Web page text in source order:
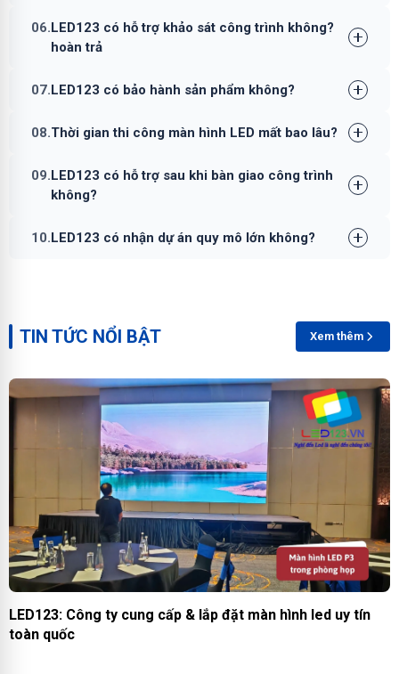
06.LED123 có hỗ trợ khảo sát công trình không?
hoàn trả
07.LED123 có bảo hành sản phẩm không?
08.Thời gian thi công màn hình LED mất bao lâu?
09.LED123 có hỗ trợ sau khi bàn giao công trình
không?
10.LED123 có nhận dự án quy mô lớn không?
TIN TỨC NỔI BẬT Xem thêm
LED123: Công ty cung cấp & lắp đặt màn hình led uy tín
toàn quốc